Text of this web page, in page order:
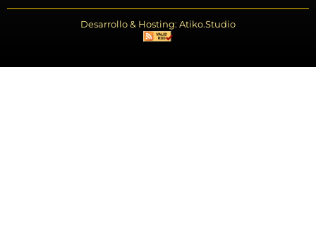
Desarrollo & Hosting: Atiko.Studio